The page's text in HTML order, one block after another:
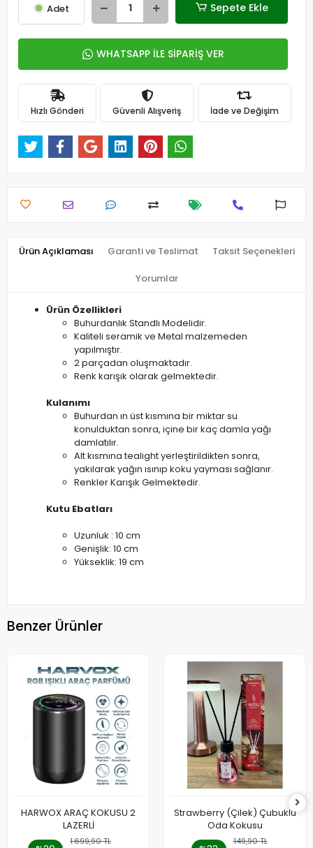
Adet Sepete Ekle
WHATSAPP İLE SİPARİŞ VER
Hızlı Gönderi Güvenli Alışveriş İade ve Değişim
Ürün Açıklaması Garanti ve Teslimat Taksit Seçenekleri
Yorumlar
Ürün Özellikleri
Buhurdanlık Standlı Modelidir.
Kaliteli seramik ve Metal malzemeden
yapılmıştır.
2 parçadan oluşmaktadır.
Renk karışık olarak gelmektedir.
Kulanımı
Buhurdan ın üst kısmına bir miktar su
konulduktan sonra, içine bir kaç damla yağı
damlatılır.
Alt kısmına tealight yerleştirildikten sonra,
yakılarak yağın ısınıp koku yayması sağlanır.
Renkler Karışık Gelmektedir.
Kutu Ebatları
Uzunluk : 10 cm
Genişlik: 10 cm
Yükseklik: 19 cm
Benzer Ürünler
HARWOX ARAÇ KOKUSU 2
LAZERLİ
1.699,90 TL
Strawberry (Çilek) Çubuklu
Oda Kokusu
149,90 TL